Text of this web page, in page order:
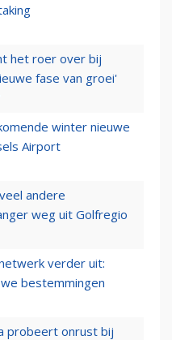
het roer over bij
fase van groei'
winter nieuwe
Airport
andere
weg uit Golfregio
verder uit:
bestemmingen
probeert onrust bij